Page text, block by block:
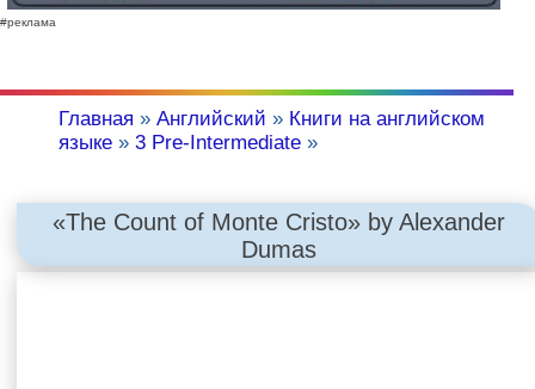
#реклама
Главная »Английский » Книги на английском
языке »3 Pre-Intermediate »
«The Count of Monte Cristo» by Alexander
Dumas